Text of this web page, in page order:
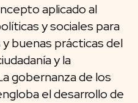
aplicado al
y sociales para
buenas prácticas del
y la
gobernanza de los
el desarrollo de